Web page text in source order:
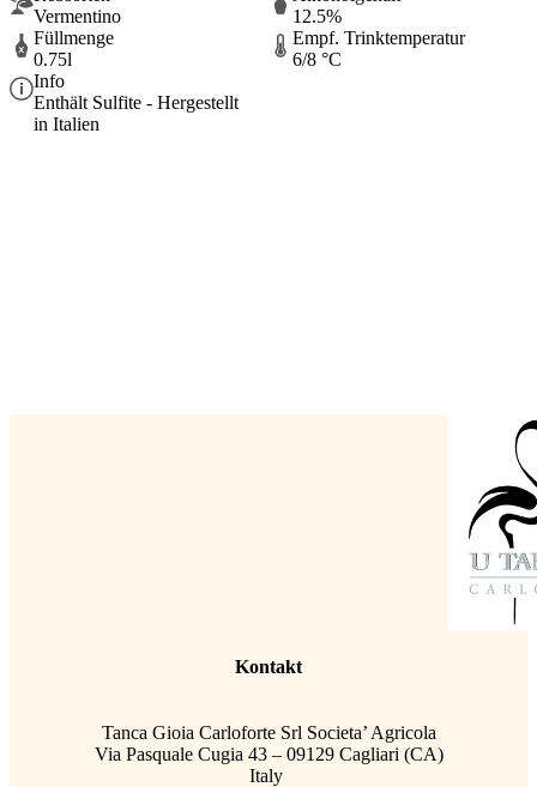
Vermentino
12.5%
Füllmenge
0.75l
Empf. Trinktemperatur
6/8 °C
Info
Enthält Sulfite - Hergestellt
in Italien
Kontakt
Tanca Gioia Carloforte Srl Societa’ Agricola
Via Pasquale Cugia 43 – 09129 Cagliari (CA)
Italy